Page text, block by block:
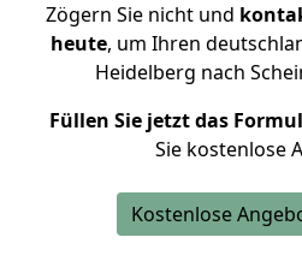
Zögern Sie nicht und
heute, um Ihren
Heidelberg nach
Füllen Sie jetzt das
Sie kostenlose
Kostenlose